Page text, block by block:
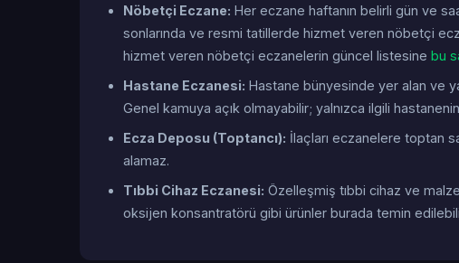
Nöbetçi Eczane: Her eczane haftanın belirli gün ve
sonlarında ve resmi tatillerde hizmet veren nöbetçi
hizmet veren nöbetçi eczanelerin güncel listesine bu
Hastane Eczanesi: Hastane bünyesinde yer alan ve
Genel kamuya açık olmayabilir; yalnızca ilgili
Ecza Deposu (Toptancı): İlaçları eczanelere toptan
alamaz.
Tıbbi Cihaz Eczanesi: Özelleşmiş tıbbi cihaz ve
oksijen konsantratörü gibi ürünler burada temin